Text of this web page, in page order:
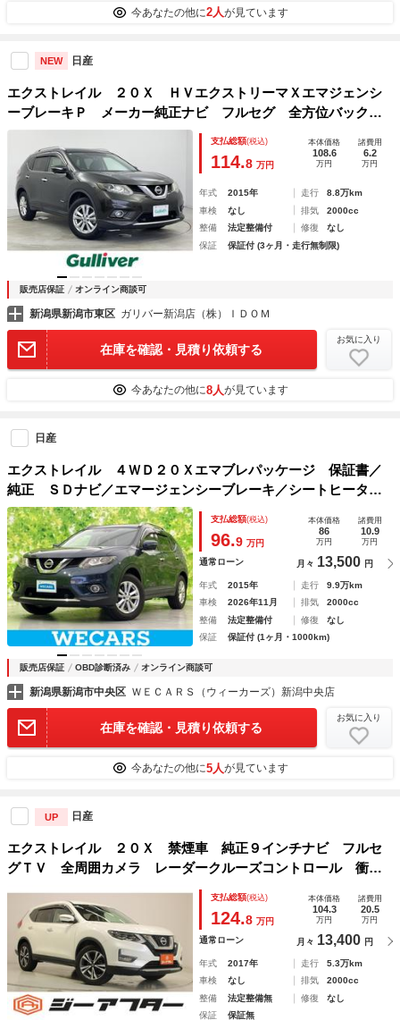
今あなたの他に2人が見ています
NEW 日産
エクストレイル ２０Ｘ ＨＶエクストリーマＸエマジェンシ
ーブレーキＰ メーカー純正ナビ フルセグ 全方位バックカ
メラ 前方ドライブレコーダー ステアリングリモコン 革巻
きステアリング ダウンヒルアシストコントロール ２ＷＤ／
４ＷＤ切り替え機能 ＥＴＣ フォグランプ
支払総額(税込)
114.8 万円
本体価格
108.6
万円
諸費用
6.2
万円
年式 2015年 走行
8.8万km
車検
なし 排気
2000cc
整備
法定整備付 修復
なし
保証
保証付 (3ヶ月・走行無制限)
販売店保証 オンライン商談可
新潟県新潟市東区 ガリバー新潟店（株）ＩＤＯＭ
在庫を確認・見積り依頼する
お気に入り
今あなたの他に8人が見ています
日産
エクストレイル ４ＷＤ２０Ｘエマブレパッケージ 保証書／
純正 ＳＤナビ／エマージェンシーブレーキ／シートヒータ
ー 前席／アラウンドビューモニター／車線逸脱防止支援シス
テム／シート 合皮／ドライブレコーダー ３６０°／ヘッドラ
ンプ ＬＥＤ
支払総額(税込)
96.9 万円
本体価格
86
万円
諸費用
10.9
万円
通常ローン 月々 13,500 円
年式 2015年 走行
9.9万km
車検
2026年11月 排気
2000cc
整備
法定整備付 修復
なし
保証
保証付 (1ヶ月・1000km)
販売店保証 OBD診断済み オンライン商談可
新潟県新潟市中央区 ＷＥＣＡＲＳ（ウィーカーズ）新潟中央店
在庫を確認・見積り依頼する
お気に入り
今あなたの他に5人が見ています
UP 日産
エクストレイル ２０Ｘ 禁煙車 純正９インチナビ フルセ
グＴＶ 全周囲カメラ レーダークルーズコントロール 衝突
被害軽減ブレーキ ブラインドスポットモニター オートＬＥ
Ｄヘッドライト 電動リアゲート Ｂｌｕｅｔｏｏｔｈ接続
支払総額(税込)
124.8 万円
本体価格
104.3
万円
諸費用
20.5
万円
通常ローン 月々 13,400 円
年式 2017年 走行
5.3万km
車検
なし 排気
2000cc
整備
法定整備無 修復
なし
保証
保証無